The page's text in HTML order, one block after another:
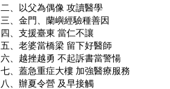
二、以父為偶像 攻讀醫學
三、金門、蘭嶼經驗種善因
四、支援臺東 當仁不讓
五、老婆當橋梁 留下好醫師
六、越挫越勇 不起訴書當警愓
七、蓋急重症大樓 加強醫療服務
八、辦夏令營 及早接觸